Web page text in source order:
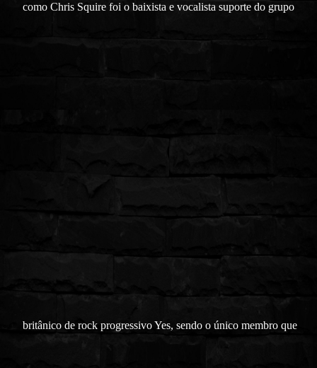
como Chris Squire foi o baixista e vocalista suporte do grupo
britânico de rock progressivo Yes, sendo o único membro que